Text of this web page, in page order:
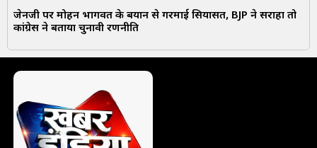
जेनजी पर मोहन भागवत के बयान से गरमाई सियासत, BJP ने सराहा तो
कांग्रेस ने बताया चुनावी रणनीति